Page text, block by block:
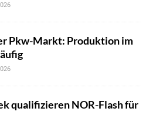
Pkw-Markt: Produktion im
qualifizieren NOR-Flash für